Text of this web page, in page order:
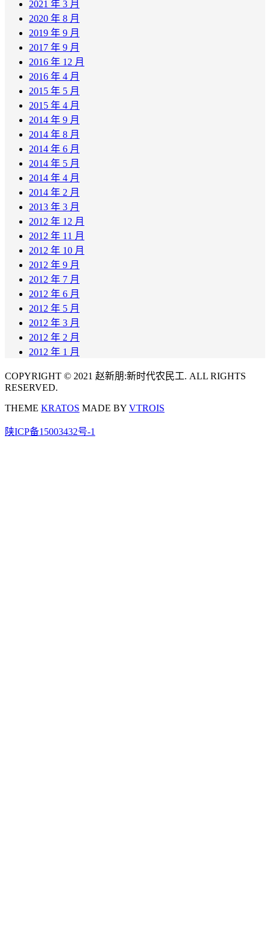
2021 年 3 月
2020 年 8 月
2019 年 9 月
2017 年 9 月
2016 年 12 月
2016 年 4 月
2015 年 5 月
2015 年 4 月
2014 年 9 月
2014 年 8 月
2014 年 6 月
2014 年 5 月
2014 年 4 月
2014 年 2 月
2013 年 3 月
2012 年 12 月
2012 年 11 月
2012 年 10 月
2012 年 9 月
2012 年 7 月
2012 年 6 月
2012 年 5 月
2012 年 3 月
2012 年 2 月
2012 年 1 月
COPYRIGHT © 2021 赵新朋:新时代农民工. ALL RIGHTS
RESERVED.
THEME KRATOS MADE BY VTROIS
陕ICP备15003432号-1